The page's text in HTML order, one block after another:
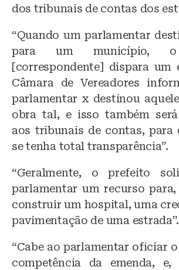
dos tribunais de contas dos
“Quando um parlamentar
para um município, o
[correspondente] dispara um
Câmara de Vereadores
parlamentar x destinou
obra tal, e isso também
aos tribunais de contas, para
se tenha total transparência”.
“Geralmente, o prefeito
parlamentar um recurso
construir um hospital, uma
pavimentação de uma estrada”.
“Cabe ao parlamentar oficiar
competência da emenda,